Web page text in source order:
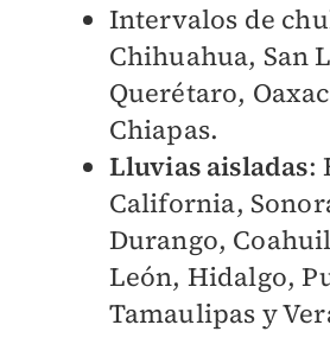
Intervalos de
Chihuahua, San
Querétaro,
Chiapas.
Lluvias aisladas:
California,
Durango,
León, Hidalgo,
Tamaulipas y